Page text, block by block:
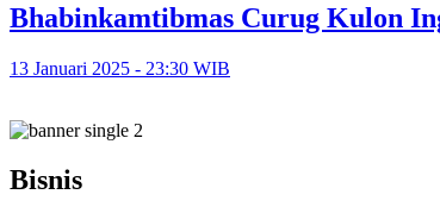
Bhabinkamtibmas Curug Kulon
13 Januari 2025 - 23:30 WIB
Bisnis